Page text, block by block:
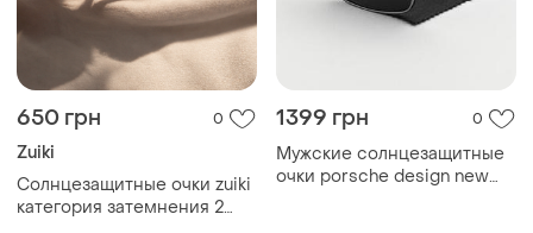
650 грн 0
Zuiki
Солнцезащитные очки zuiki
категория затемнения 2
1399 грн 0
Мужские солнцезащитные
очки porsche design new